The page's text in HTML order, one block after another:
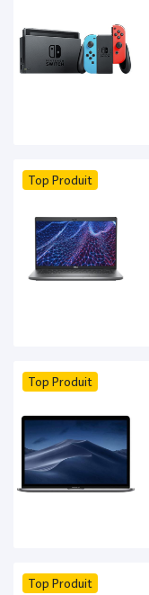
Top Produit
Top Produit
Top Produit